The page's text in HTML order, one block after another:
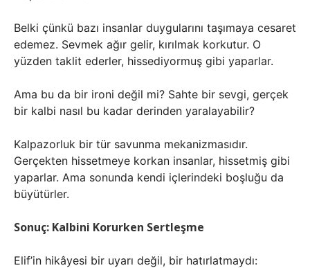
Belki çünkü bazı insanlar duygularını taşımaya cesaret
edemez. Sevmek ağır gelir, kırılmak korkutur. O
yüzden taklit ederler, hissediyormuş gibi yaparlar.
Ama bu da bir ironi değil mi? Sahte bir sevgi, gerçek
bir kalbi nasıl bu kadar derinden yaralayabilir?
Kalpazorluk bir tür savunma mekanizmasıdır.
Gerçekten hissetmeye korkan insanlar, hissetmiş gibi
yaparlar. Ama sonunda kendi içlerindeki boşluğu da
büyütürler.
Sonuç: Kalbini Korurken Sertleşme
Elif’in hikâyesi bir uyarı değil, bir hatırlatmaydı: